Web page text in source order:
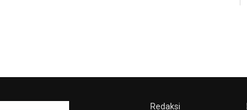
Redaksi